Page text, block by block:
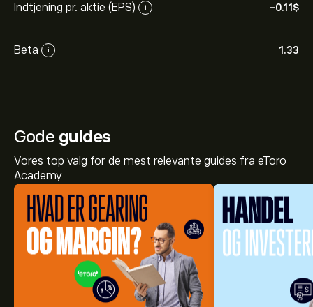
Indtjening pr. aktie (EPS) i -0.11‎$‎
Beta i 1.33
Gode guides
Vores top valg for de mest relevante guides fra eToro
Academy